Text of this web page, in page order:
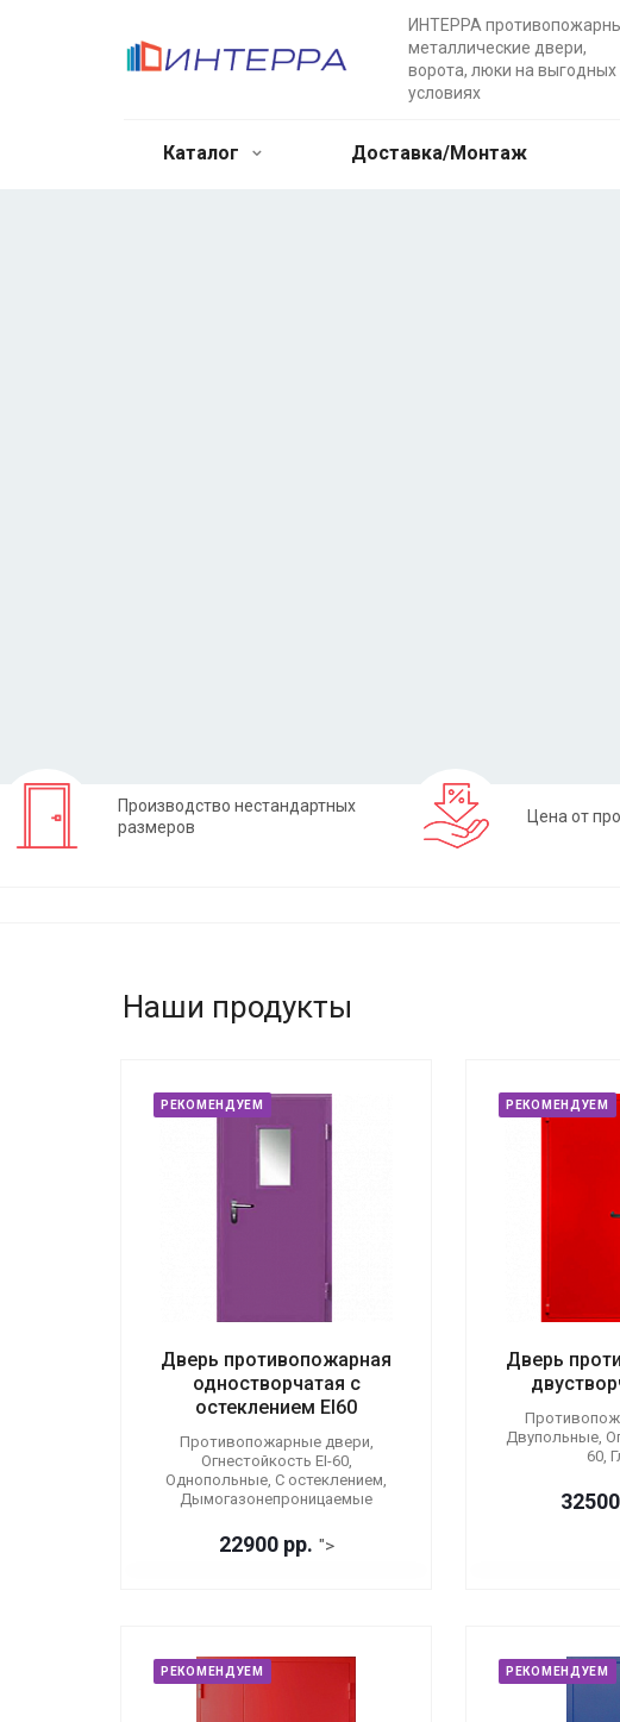
ИНТЕРРА
металлические двери,
ворота, люки на выгодных
условиях
Каталог Доставка/Монтаж
Производство нестандартных
размеров
Цена от
Наши продукты
РЕКОМЕНДУЕМ
Дверь противопожарная
одностворчатая с
остеклением EI60
Противопожарные двери,
Огнестойкость EI-60,
Однопольные, С остеклением,
Дымогазонепроницаемые
22900 рр. ">
РЕКОМЕНДУЕМ
Дверь
Двупольные,
60,
32500
РЕКОМЕНДУЕМ РЕКОМЕНДУЕМ